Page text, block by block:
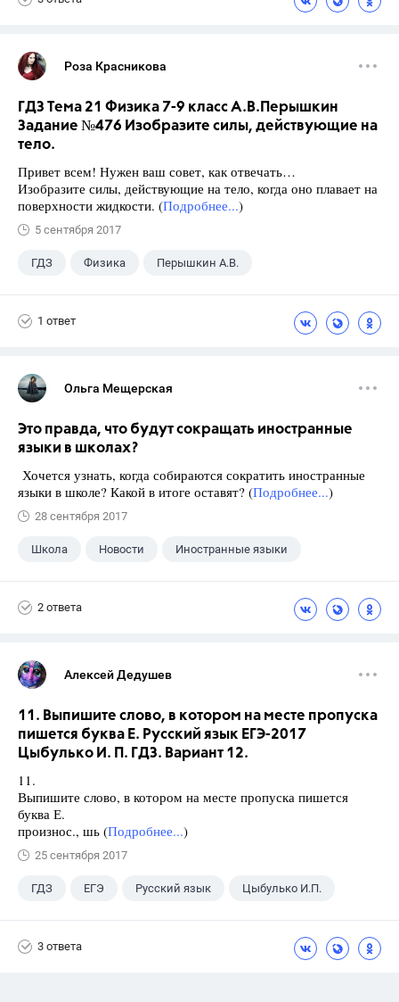
Роза Красникова
ГДЗ Тема 21 Физика 7-9 класс А.В.Перышкин
Задание №476 Изобразите силы, действующие на
тело.
Привет всем! Нужен ваш совет, как отвечать…
Изобразите силы, действующие на тело, когда оно плавает на
поверхности жидкости. (Подробнее...)
5 сентября 2017
ГДЗ Физика Перышкин А.В.
1 ответ
Ольга Мещерская
Это правда, что будут сокращать иностранные
языки в школах?
Хочется узнать, когда собираются сократить иностранные
языки в школе? Какой в итоге оставят? (Подробнее...)
28 сентября 2017
Школа Новости Иностранные языки
2 ответа
Алексей Дедушев
11. Выпишите слово, в котором на месте пропуска
пишется буква Е. Русский язык ЕГЭ-2017
Цыбулько И. П. ГДЗ. Вариант 12.
11.
Выпишите слово, в котором на месте пропуска пишется
буква Е.
произнос., шь (Подробнее...)
25 сентября 2017
ГДЗ ЕГЭ Русский язык Цыбулько И.П.
3 ответа